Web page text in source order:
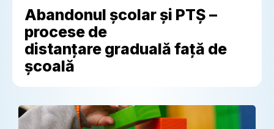
Abandonul școlar și PTȘ –
procese de
distanțare graduală față de
școală